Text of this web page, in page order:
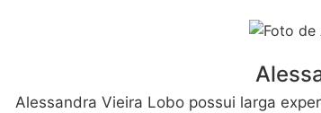
Alessandra Vieira Lobo possui larga